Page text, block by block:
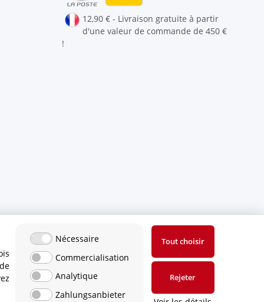
12,90 € - Livraison gratuite à partir
d'une valeur de commande de 450 €
!
Nécessaire
Commercialisation
Analytique
Zahlungsanbieter
Tout choisir
Rejeter